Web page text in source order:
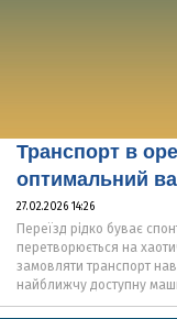
Транспорт в
оптимальний
27.02.2026 14:26
Переїзд рідко буває
перетворюється на
замовляти транспорт
найближчу доступну